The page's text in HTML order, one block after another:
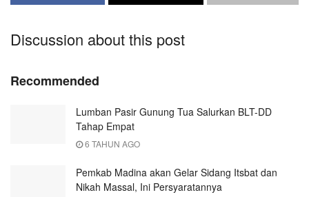
Discussion about this post
Recommended
Lumban Pasir Gunung Tua Salurkan BLT-DD
Tahap Empat
6 TAHUN AGO
Pemkab Madina akan Gelar Sidang Itsbat dan
Nikah Massal, Ini Persyaratannya